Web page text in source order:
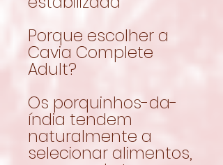
Porque escolher a
Cavia Complete
Adult?
Os porquinhos-da-
índia tendem
naturalmente a
selecionar alimentos,